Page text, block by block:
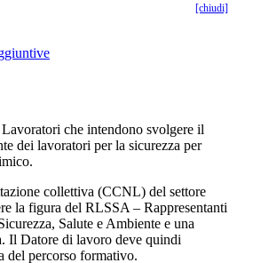
[chiudi]
che intendono svolgere il
dei lavoratori per la sicurezza per
collettiva (CCNL) del settore
la figura del RLSSA – Rappresentanti
Salute e Ambiente e una
Il Datore di lavoro deve quindi
del percorso formativo.